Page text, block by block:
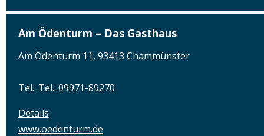
Am Ödenturm – Das Gasthaus
Am Ödenturm 11, 93413 Chammünster
Tel.: Tel.: 09971-89270
Details
www.oedenturm.de